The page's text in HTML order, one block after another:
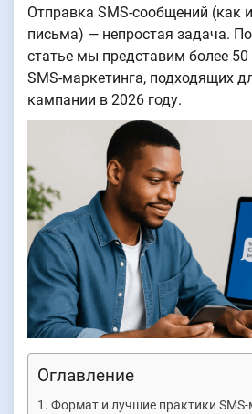
Отправка SMS-сообщений (как
письма) — непростая задача.
статье мы представим более
SMS-маркетинга, подходящих
кампании в 2026 году.
Оглавление
Формат и лучшие практики SMS-